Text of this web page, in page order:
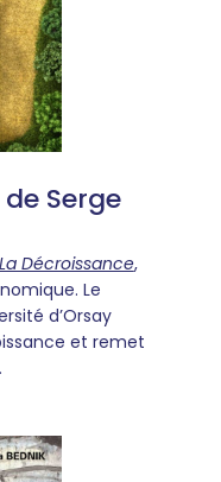
de Serge
La Décroissance,
Le
d’Orsay
et remet